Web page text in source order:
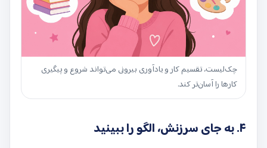
چک‌لیست، تقسیم کار و یادآوری بیرونی می‌تواند شروع و پیگیری
کارها را آسان‌تر کند.
۴. به جای سرزنش، الگو را ببینید